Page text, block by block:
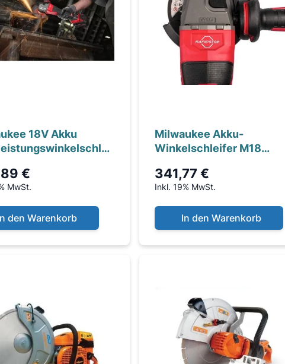
18V Akku
0X,
für 18...
€
MwSt.
den Warenkorb
Milwaukee Akku-
Winkelschleifer M18
Akku, ohne Ladegerät, in
HD Box
341,77 €
Inkl. 19% MwSt.
In den Warenkorb